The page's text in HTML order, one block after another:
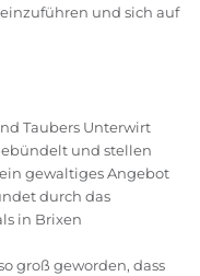
und sich auf
Taubers Unterwirt
und stellen
gewaltiges Angebot
durch das
in Brixen
groß geworden, dass